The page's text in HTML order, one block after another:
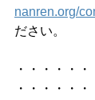
nanren.org/
ださい。
・・・・・
・・・・・